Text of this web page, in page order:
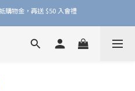
消費皆享 1% 購物金回饋！
購物金，再送 $50 入會禮